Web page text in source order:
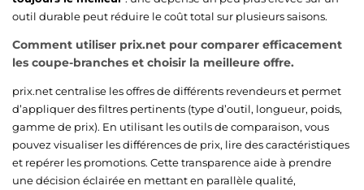
outil durable peut réduire le coût total sur plusieurs saisons.
Comment utiliser prix.net pour comparer efficacement
les coupe-branches et choisir la meilleure offre.
prix.net centralise les offres de différents revendeurs et permet
d’appliquer des filtres pertinents (type d’outil, longueur, poids,
gamme de prix). En utilisant les outils de comparaison, vous
pouvez visualiser les différences de prix, lire des caractéristiques
et repérer les promotions. Cette transparence aide à prendre
une décision éclairée en mettant en parallèle qualité,